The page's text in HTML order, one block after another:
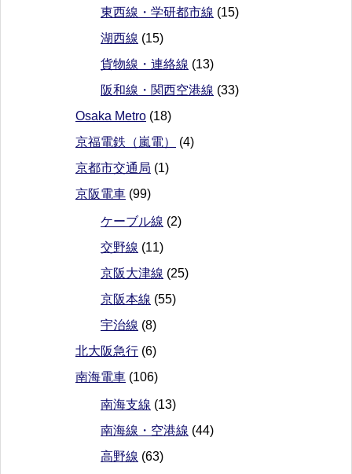
東西線・学研都市線 (15)
湖西線 (15)
貨物線・連絡線 (13)
阪和線・関西空港線 (33)
Osaka Metro (18)
京福電鉄（嵐電）
(4)
京都市交通局 (1)
京阪電車 (99)
ケーブル線 (2)
交野線 (11)
京阪大津線 (25)
京阪本線 (55)
宇治線 (8)
北大阪急行 (6)
南海電車 (106)
南海支線 (13)
南海線・空港線 (44)
高野線 (63)